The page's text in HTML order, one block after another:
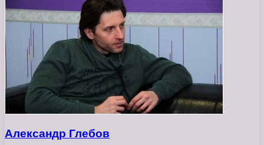
Александр Глебов